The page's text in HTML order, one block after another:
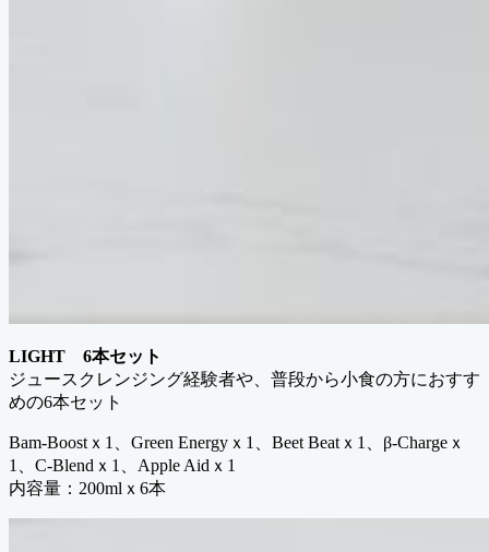
LIGHT 6本セット
ジュースクレンジング経験者や、普段から小食の方におすす
めの6本セット
Bam-Boostｘ1、Green Energyｘ1、Beet Beatｘ1、β-Chargeｘ
1、C-Blendｘ1、Apple Aidｘ1
内容量：200mlｘ6本